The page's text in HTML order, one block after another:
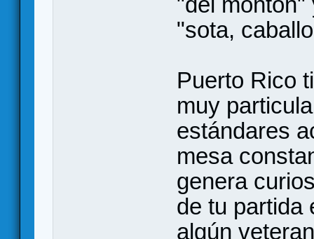
"sota,
Puerto Rico
muy
estándares
mesa
genera
de tu partida
algún